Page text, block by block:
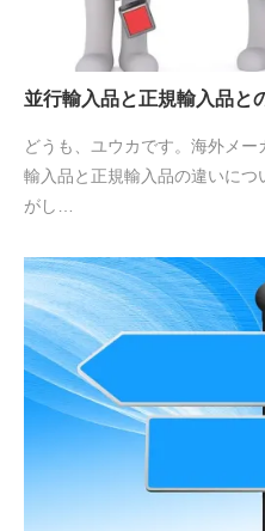
並行輸入品と正規輸入品と
どうも、ユウカです。海外メ
輸入品と正規輸入品の違いに
がし…